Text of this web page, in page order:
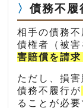
債務不履
相手の債務
債権者（被
害賠償を請求
ただし、損
債務不履行が
ることが必